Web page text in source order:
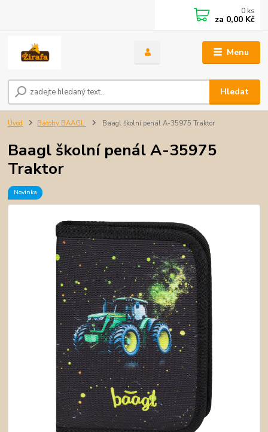
Menu
Hledat
0 ks
za 0,00 Kč
Úvod Batohy BAAGL Baagl školní penál A-35975 Traktor
Baagl školní penál A-35975
Traktor
Novinka